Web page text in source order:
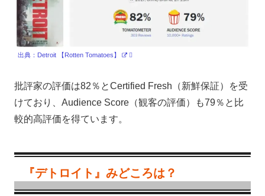
出典：Detroit 【Rotten Tomatoes】
批評家の評価は82％とCertified Fresh（新鮮保証）を受
けており、Audience Score（観客の評価）も79％と比
較的高評価を得ています。
『デトロイト』みどころは？